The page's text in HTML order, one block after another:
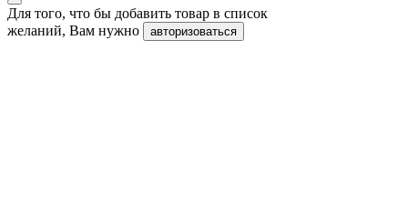
Для того, что бы добавить товар в список
желаний, Вам нужно
авторизоваться